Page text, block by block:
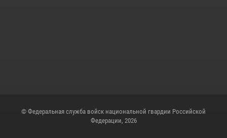
© Федеральная служба войск национальной гвардии Российской
Федерации, 2026